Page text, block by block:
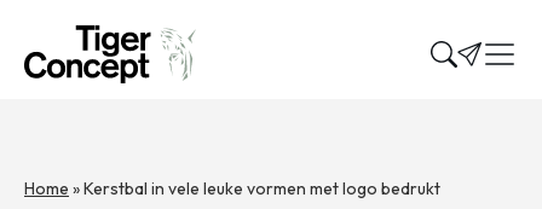
Home »Kerstbal in vele leuke vormen met logo bedrukt